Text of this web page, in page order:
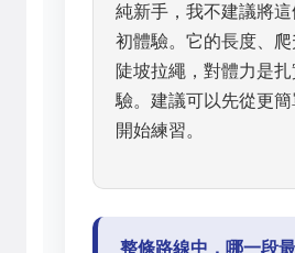
純新手，我不建議將
初體驗。它的長度、
陡坡拉繩，對體力是
驗。建議可以先從更
開始練習。
整條路線中，哪一段